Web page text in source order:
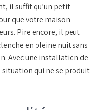
il suffit qu’un petit
que votre maison
Pire encore, il peut
en pleine nuit sans
Avec une installation de
situation qui ne se produit